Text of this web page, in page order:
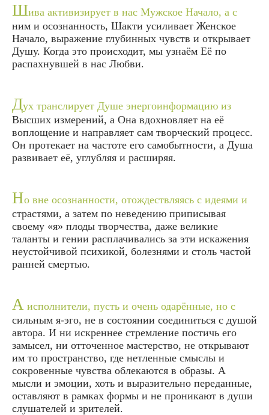
Шива активизирует в нас Мужское Начало, а с
ним и осознанность, Шакти усиливает Женское
Начало, выражение глубинных чувств и открывает
Душу. Когда это происходит, мы узнаём Её по
распахнувшей в нас Любви.
Дух транслирует Душе энергоинформацию из
Высших измерений, а Она вдохновляет на её
воплощение и направляет сам творческий процесс.
Он протекает на частоте его самобытности, а Душа
развивает её, углубляя и расширяя.
Но вне осознанности, отождествляясь с идеями и
страстями, а затем по неведению приписывая
своему «я» плоды творчества, даже великие
таланты и гении расплачивались за эти искажения
неустойчивой психикой, болезнями и столь частой
ранней смертью.
А исполнители, пусть и очень одарённые, но с
сильным я-эго, не в состоянии соединиться с душой
автора. И ни искреннее стремление постичь его
замысел, ни отточенное мастерство, не открывают
им то пространство, где нетленные смыслы и
сокровенные чувства облекаются в образы. А
мысли и эмоции, хоть и выразительно переданные,
оставляют в рамках формы и не проникают в души
слушателей и зрителей.